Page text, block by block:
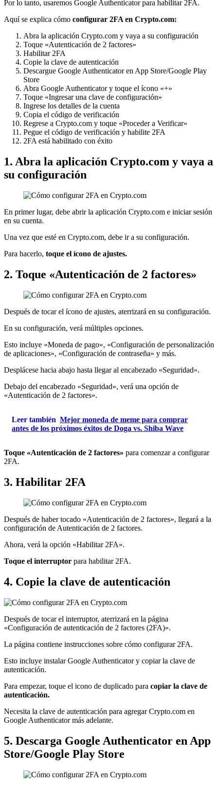
Por lo tanto, usaremos Google Authenticator para habilitar 2FA.
Aquí se explica cómo configurar 2FA en Crypto.com:
Abra la aplicación Crypto.com y vaya a su configuración
Toque «Autenticación de 2 factores»
Habilitar 2FA
Copie la clave de autenticación
Descargue Google Authenticator en App Store/Google Play
Store
Abra Google Authenticator y toque el ícono «+»
Toque «Ingresar una clave de configuración»
Ingrese los detalles de la cuenta
Copia el código de verificación
Regrese a Crypto.com y toque «Proceder a Verificar»
Pegue el código de verificación y habilite 2FA
2FA está habilitado con éxito
1. Abra la aplicación Crypto.com y vaya a
su configuración
En primer lugar, debe abrir la aplicación Crypto.com e iniciar sesión
en su cuenta.
Una vez que esté en Crypto.com, debe ir a su configuración.
Para hacerlo, toque el ícono de ajustes.
2. Toque «Autenticación de 2 factores»
Después de tocar el ícono de ajustes, aterrizará en su configuración.
En su configuración, verá múltiples opciones.
Esto incluye «Moneda de pago», «Configuración de personalización
de aplicaciones», «Configuración de contraseña» y más.
Desplácese hacia abajo hasta llegar al encabezado «Seguridad».
Debajo del encabezado «Seguridad», verá una opción de
«Autenticación de 2 factores».
Leer también Mejor moneda de meme para comprar
antes de los próximos éxitos de Doga vs. Shiba Wave
Toque «Autenticación de 2 factores» para comenzar a configurar
2FA.
3. Habilitar 2FA
Después de haber tocado «Autenticación de 2 factores», llegará a la
configuración de Autenticación de 2 factores.
Ahora, verá la opción «Habilitar 2FA».
Toque el interruptor para habilitar 2FA.
4. Copie la clave de autenticación
Después de tocar el interruptor, aterrizará en la página
«Configuración de autenticación de 2 factores (2FA)».
La página contiene instrucciones sobre cómo configurar 2FA.
Esto incluye instalar Google Authenticator y copiar la clave de
autenticación.
Para empezar, toque el icono de duplicado para copiar la clave de
autenticación.
Necesita la clave de autenticación para agregar Crypto.com en
Google Authenticator más adelante.
5. Descarga Google Authenticator en App
Store/Google Play Store